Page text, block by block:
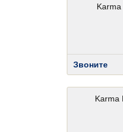
Звоните
Karma